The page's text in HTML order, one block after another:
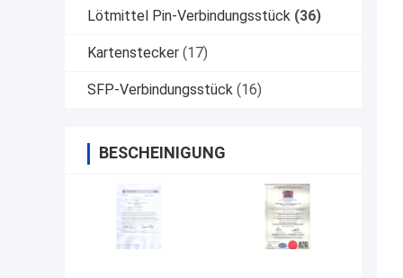
Lötmittel Pin-Verbindungsstück (36)
Kartenstecker (17)
SFP-Verbindungsstück (16)
BESCHEINIGUNG